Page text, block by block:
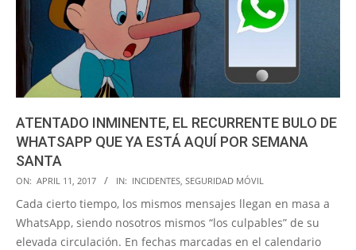
ATENTADO INMINENTE, EL RECURRENTE BULO DE
WHATSAPP QUE YA ESTÁ AQUÍ POR SEMANA
SANTA
2017-
04-
11
ON: APRIL 11, 2017 IN: INCIDENTES SEGURIDAD MÓVIL
Cada cierto tiempo, los mismos mensajes llegan en masa a
WhatsApp, siendo nosotros mismos “los culpables” de su
elevada circulación. En fechas marcadas en el calendario